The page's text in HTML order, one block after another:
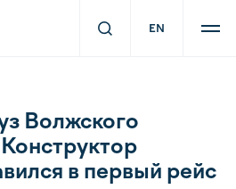
EN
Волжского
в первый рейс